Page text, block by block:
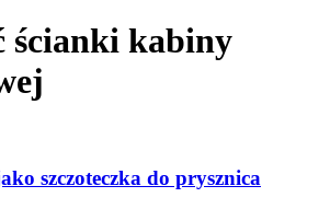
ścianki kabiny
szczoteczka do prysznica